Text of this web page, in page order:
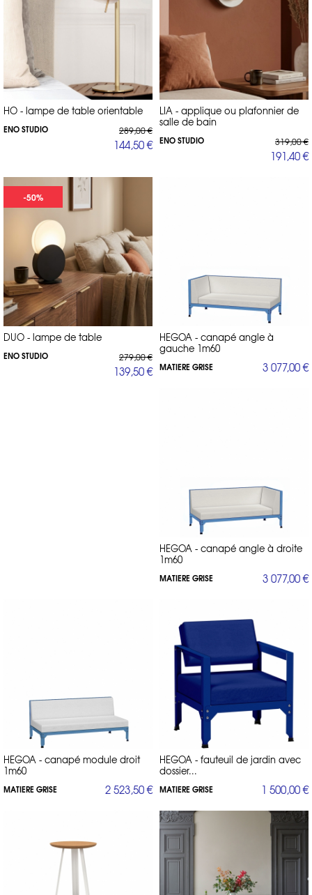
HO - lampe de table orientable
ENO STUDIO 289,00 €
144,50 €
LIA - applique ou plafonnier de
salle de bain
ENO STUDIO 319,00 €
191,40 €
-50%
DUO - lampe de table
ENO STUDIO 279,00 €
139,50 €
HEGOA - canapé angle à
gauche 1m60
MATIERE GRISE 3 077,00 €
HEGOA - canapé angle à droite
1m60
MATIERE GRISE 3 077,00 €
HEGOA - canapé module droit
1m60
MATIERE GRISE 2 523,50 €
HEGOA - fauteuil de jardin avec
dossier...
MATIERE GRISE 1 500,00 €